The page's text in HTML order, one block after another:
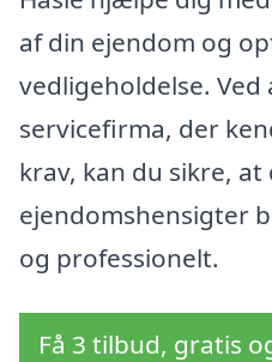
af din ejendom og
vedligeholdelse.
servicefirma, der
krav, kan du sikre, at
ejendomshensigter
og professionelt.
Få 3 tilbud, gratis